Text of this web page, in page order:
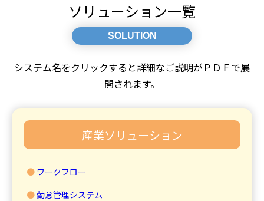
ソリューション一覧
SOLUTION
システム名をクリックすると詳細なご説明がＰＤＦで展
開されます。
産業ソリューション
● ワークフロー
●勤怠管理システム